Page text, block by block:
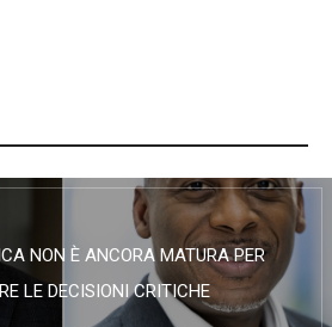
NON È ANCORA MATURA PER
LE DECISIONI CRITICHE